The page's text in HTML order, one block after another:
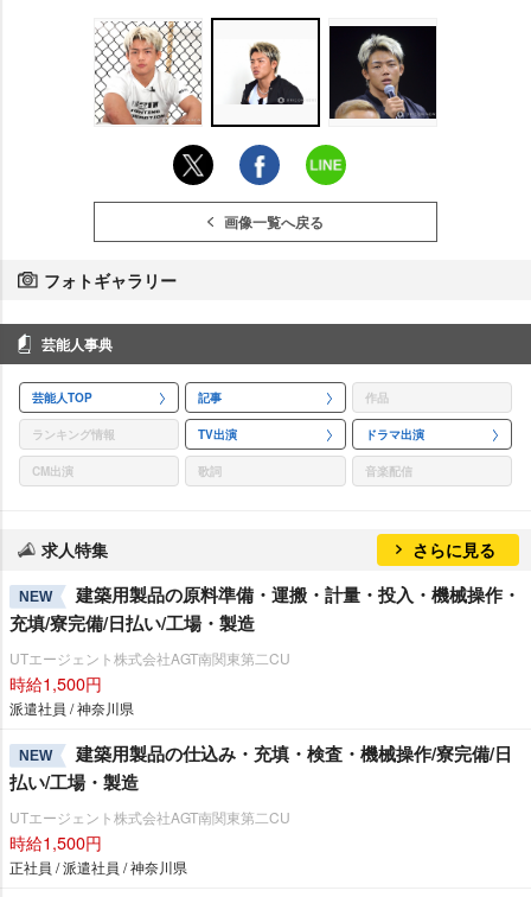
画像一覧へ戻る
フォトギャラリー
芸能人事典
芸能人TOP 記事 作品
ランキング情報 TV出演 ドラマ出演
CM出演 歌詞 音楽配信
求人特集 さらに見る
NEW
建築用製品の原料準備・運搬・計量・投入・機械操作・
充填/寮完備/日払い/工場・製造
UTエージェント株式会社AGT南関東第二CU
時給1,500円
派遣社員 / 神奈川県
NEW
建築用製品の仕込み・充填・検査・機械操作/寮完備/日
払い/工場・製造
UTエージェント株式会社AGT南関東第二CU
時給1,500円
正社員 / 派遣社員 / 神奈川県